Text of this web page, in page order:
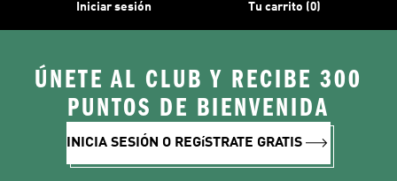
Iniciar sesión Tu carrito (0)
ÚNETE AL CLUB Y RECIBE 300
PUNTOS DE BIENVENIDA
INICIA SESIÓN O REGíSTRATE GRATIS